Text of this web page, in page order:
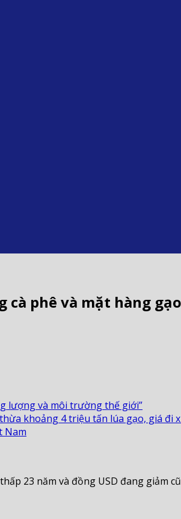
phê và mặt hàng
lượng và môi trường thế giới”
khoảng 4 triệu tấn lúa gạo, giá đi
Nam
23 năm và đồng USD đang giảm